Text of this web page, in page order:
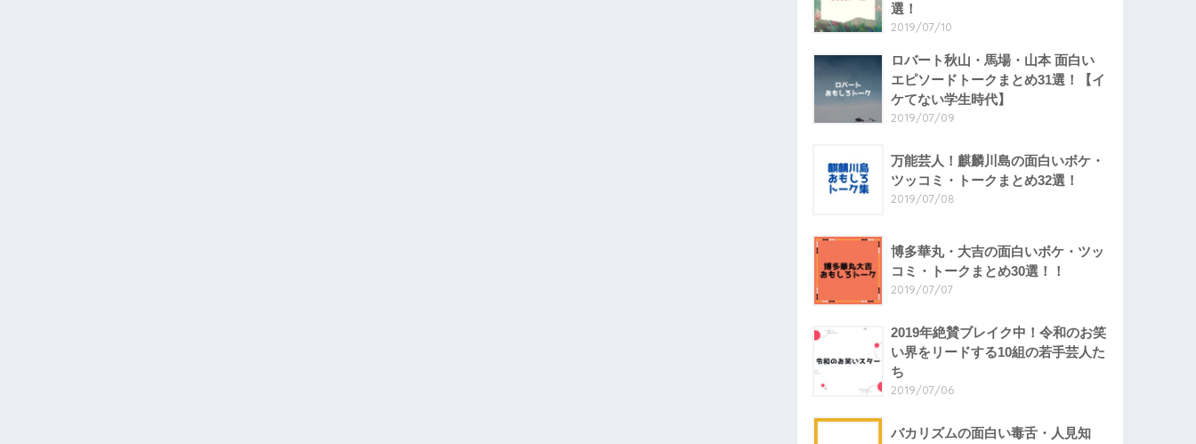
選！
2019/07/10
ロバート秋山・馬場・山本 面白い
エピソードトークまとめ31選！【イ
ケてない学生時代】
2019/07/09
万能芸人！麒麟川島の面白いボケ・
ツッコミ・トークまとめ32選！
2019/07/08
博多華丸・大吉の面白いボケ・ツッ
コミ・トークまとめ30選！！
2019/07/07
2019年絶賛ブレイク中！令和のお笑
い界をリードする10組の若手芸人た
ち
2019/07/06
バカリズムの面白い毒舌・人見知